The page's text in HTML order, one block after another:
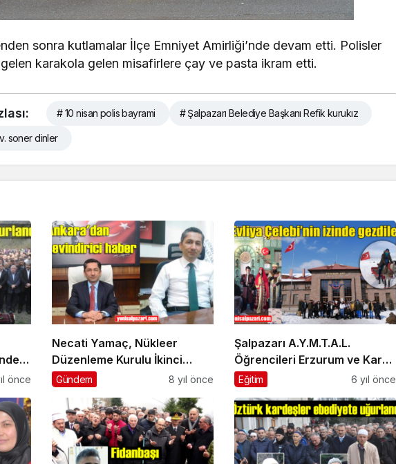
sonra kutlamalar İlçe Emniyet Amirliği’nde devam etti. Polisler
gelen karakola gelen misafirlere çay ve pasta ikram etti.
# 10 nisan polis bayrami # Şalpazarı Belediye Başkanı Refik kurukız
soner dinler
önce
Necati Yamaç, Nükleer
Düzenleme Kurulu İkinci
Başkanlığı görevine atandı
Gündem 8 yıl önce
Şalpazarı A.Y.M.T.A.L.
Öğrencileri Erzurum ve Kars’ı
gezdiler
Eğitim 6 yıl önce